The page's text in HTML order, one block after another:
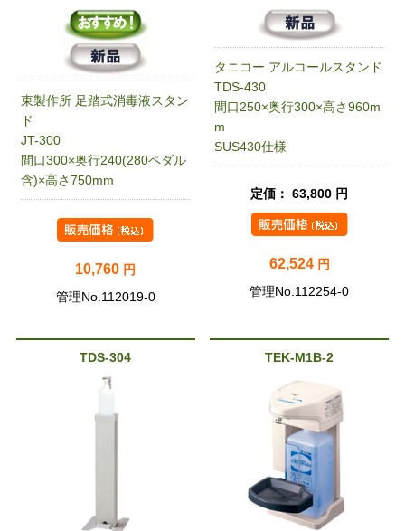
東製作所 足踏式消毒液スタン
ド
JT-300
間口300×奥行240(280ペダル
含)×高さ750mm
10,760 円
管理No.112019-0
タニコー アルコールスタンド
TDS-430
間口250×奥行300×高さ960m
m
SUS430仕様
定価： 63,800 円
62,524 円
管理No.112254-0
TDS-304 TEK-M1B-2